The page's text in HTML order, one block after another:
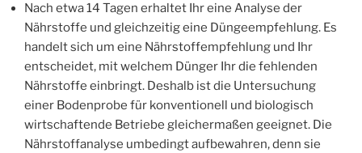
Nach etwa 14 Tagen erhaltet Ihr eine Analyse der
Nährstoffe und gleichzeitig eine Düngeempfehlung. Es
handelt sich um eine Nährstoffempfehlung und Ihr
entscheidet, mit welchem Dünger Ihr die fehlenden
Nährstoffe einbringt. Deshalb ist die Untersuchung
einer Bodenprobe für konventionell und biologisch
wirtschaftende Betriebe gleichermaßen geeignet. Die
Nährstoffanalyse umbedingt aufbewahren, denn sie